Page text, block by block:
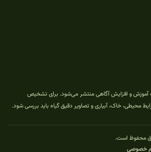
آموزش و افزایش آگاهی منتشر می‌شود. برای تشخیص
محیطی، خاک، آبیاری و تصاویر دقیق گیاه باید بررسی شود.
خصوصی